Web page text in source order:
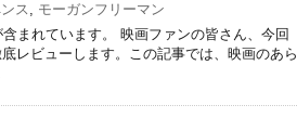
ス , モーガンフリーマン
まれています。 映画ファンの皆さん、今回
レビューします。この記事では、映画のあら